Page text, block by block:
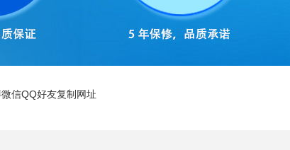
微信QQ好友复制网址